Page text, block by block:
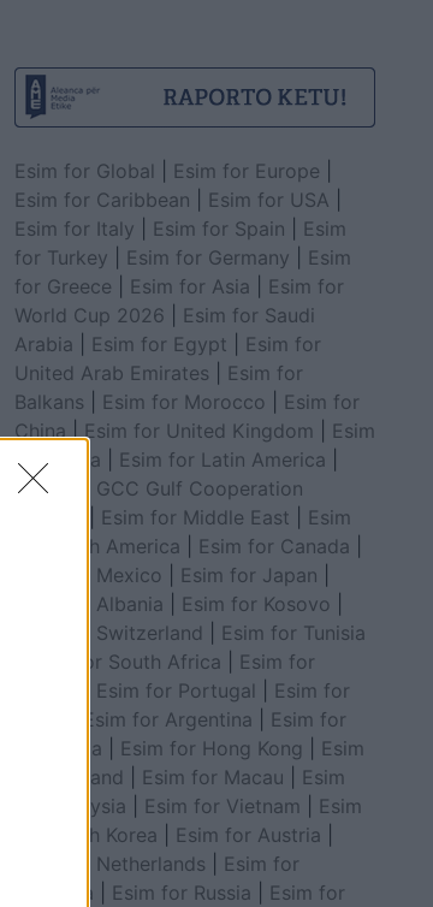
Esim for Global Esim for Europe
Esim for Caribbean
Esim for USA
Esim for Italy
Esim for Spain
Esim
for Turkey
Esim for Germany
Esim
for Greece
Esim for Asia
Esim for
World Cup 2026
Esim for Saudi
Arabia
Esim for Egypt
Esim for
United Arab Emirates
Esim for
Balkans
Esim for Morocco
Esim for
China
Esim for United Kingdom
Esim
for Africa
Esim for Latin America
Esim for GCC Gulf Cooperation
Esim for Middle East
Esim
for South America
Esim for Canada
Esim for Mexico
Esim for Japan
Esim for Albania
Esim for Kosovo
Esim for Switzerland
Esim for Tunisia
Esim for South Africa
Esim for
Esim for Portugal
Esim for
Esim for Argentina
Esim for
Colombia
Esim for Hong Kong
Esim
for Thailand
Esim for Macau
Esim
for Malaysia
Esim for Vietnam
Esim
for South Korea
Esim for Austria
Esim for Netherlands
Esim for
Australia
Esim for Russia
Esim for